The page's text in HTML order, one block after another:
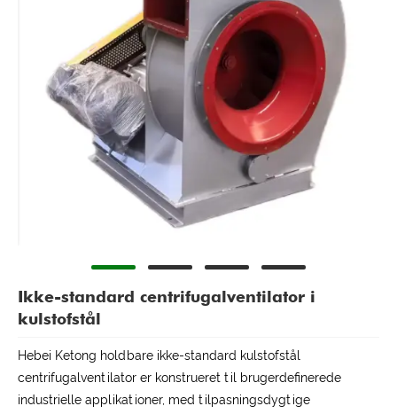
Ikke-standard centrifugalventilator i
kulstofstål
Hebei Ketong holdbare ikke-standard kulstofstål
centrifugalventilator er konstrueret til brugerdefinerede
industrielle applikationer, med tilpasningsdygtige